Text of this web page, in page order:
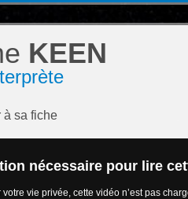
KEEN
à sa fiche
nécessaire pour lire
votre vie privée, cette vidéo n’est pas